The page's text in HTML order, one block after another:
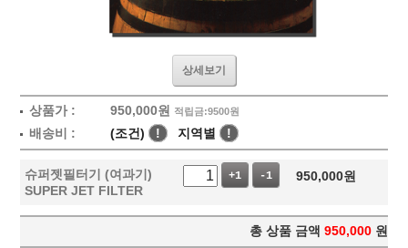
상세보기
상품가 : 950,000원 적립금:9500원
배송비 : (조건) ! 지역별 !
슈퍼젯필터기 (여과기)
SUPER JET FILTER
+1 -1 950,000원
총 상품 금액 950,000 원